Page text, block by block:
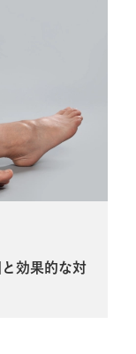
効果的な対